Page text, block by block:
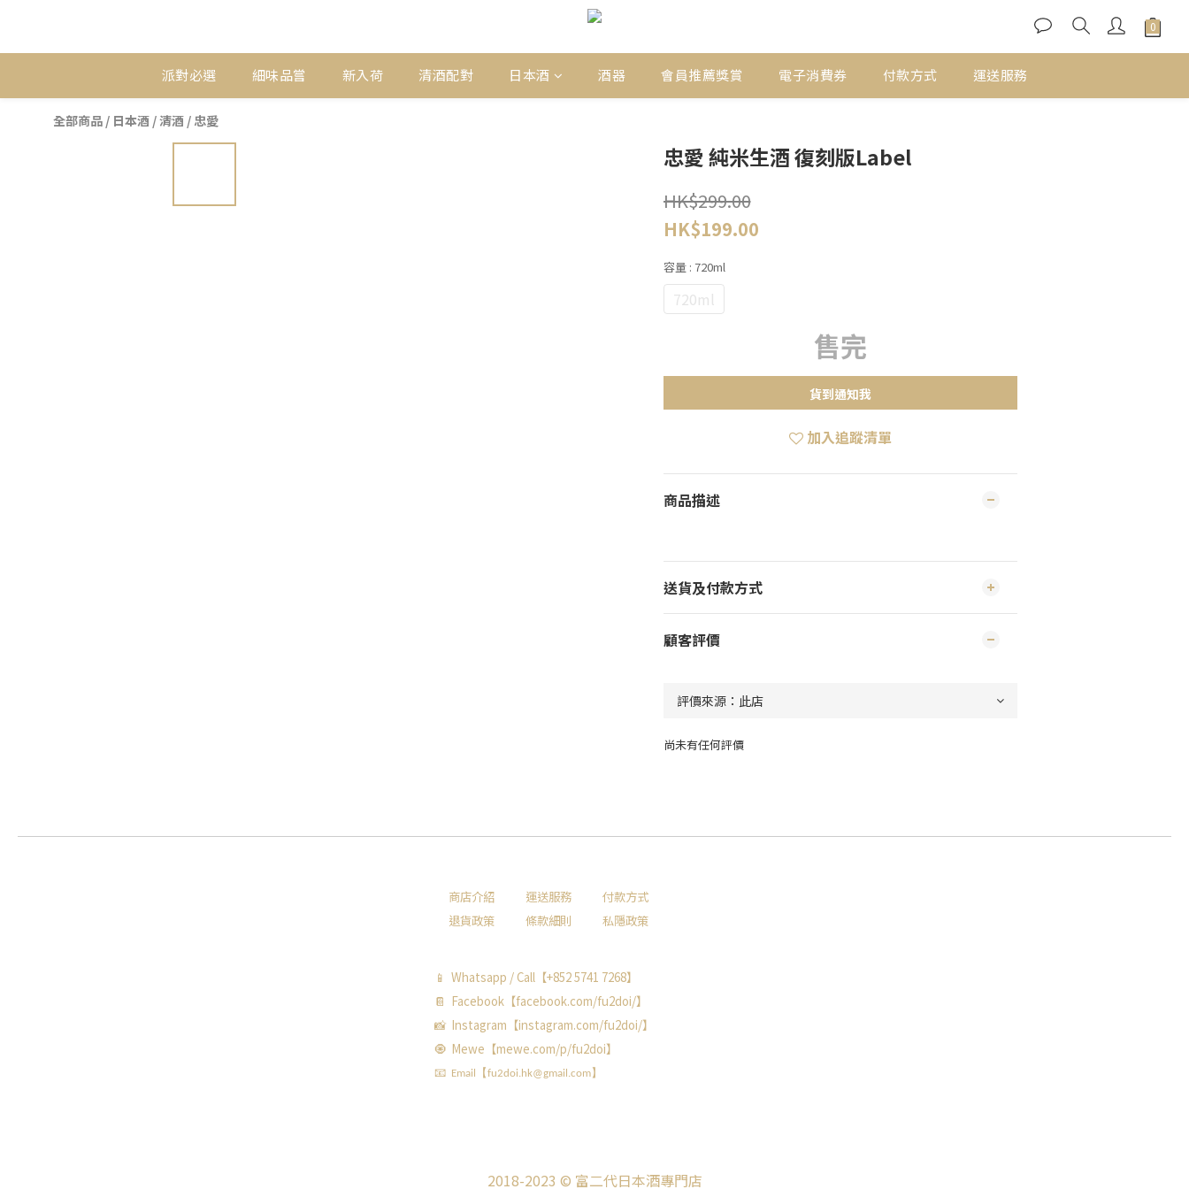
派對必選 細味品嘗 新入荷 清酒配對 日本酒 酒器 會員推薦獎賞 電子消費券 付款方式 運送服務
全部商品 / 日本酒 /清酒 / 忠愛
忠愛 純米生酒 復刻版Label
HK$299.00
HK$199.00
容量 : 720ml
720ml
售完
貨到通知我
加入追蹤清單
商品描述
送貨及付款方式
顧客評價
尚未有任何評價
商店介紹 運送服務
付款方式
退貨政策
條款細則 私隱政策
📱 Whatsapp / Call【+852 5741 7268】
📔 Facebook【facebook.com/fu2doi/】
📸 Instagram【instagram.com/fu2doi/】
🧿 Mewe【mewe.com/p/fu2doi】
📧 Email【fu2doi.hk@gmail.com】
2018-2023 © 富二代日本酒專門店